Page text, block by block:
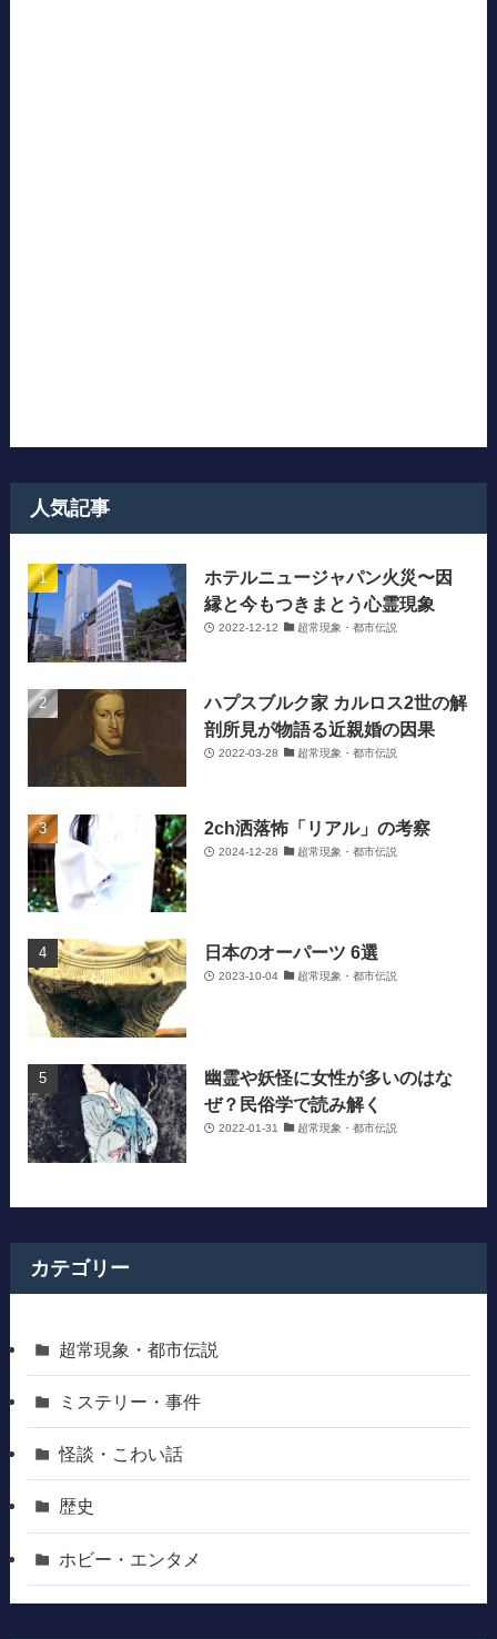
人気記事
ホテルニュージャパン火災〜因
縁と今もつきまとう心霊現象
2022-12-12 超常現象・都市伝説
ハプスブルク家 カルロス2世の解
剖所見が物語る近親婚の因果
2022-03-28 超常現象・都市伝説
2ch洒落怖「リアル」の考察
2024-12-28 超常現象・都市伝説
日本のオーパーツ 6選
2023-10-04 超常現象・都市伝説
幽霊や妖怪に女性が多いのはな
ぜ？民俗学で読み解く
2022-01-31 超常現象・都市伝説
カテゴリー
超常現象・都市伝説
ミステリー・事件
怪談・こわい話
歴史
ホビー・エンタメ